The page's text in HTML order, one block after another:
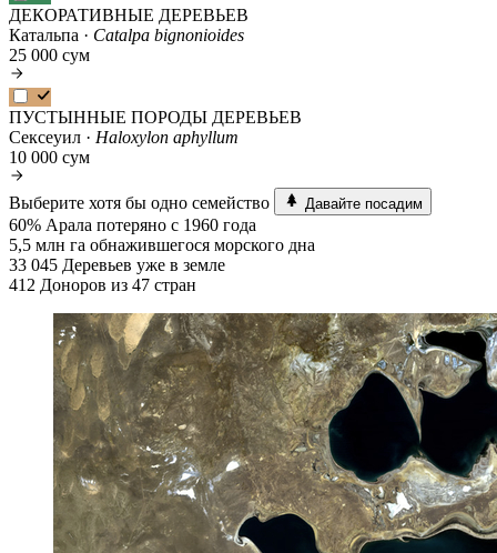
ДЕКОРАТИВНЫЕ ДЕРЕВЬЕВ
Катальпа · Catalpa bignonioides
25 000 сум
ПУСТЫННЫЕ ПОРОДЫ ДЕРЕВЬЕВ
Сексеуил · Haloxylon aphyllum
10 000 сум
Выберите хотя бы одно семейство Давайте посадим
60% Арала потеряно с 1960 года
5,5 млн га обнажившегося морского дна
33 045 Деревьев уже в земле
412 Доноров из 47 стран